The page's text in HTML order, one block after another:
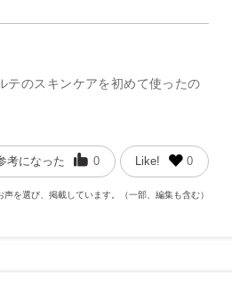
テのスキンケアを初めて使ったの
考になった 0 Like! 0
を選び、掲載しています。（一部、編集も含む）